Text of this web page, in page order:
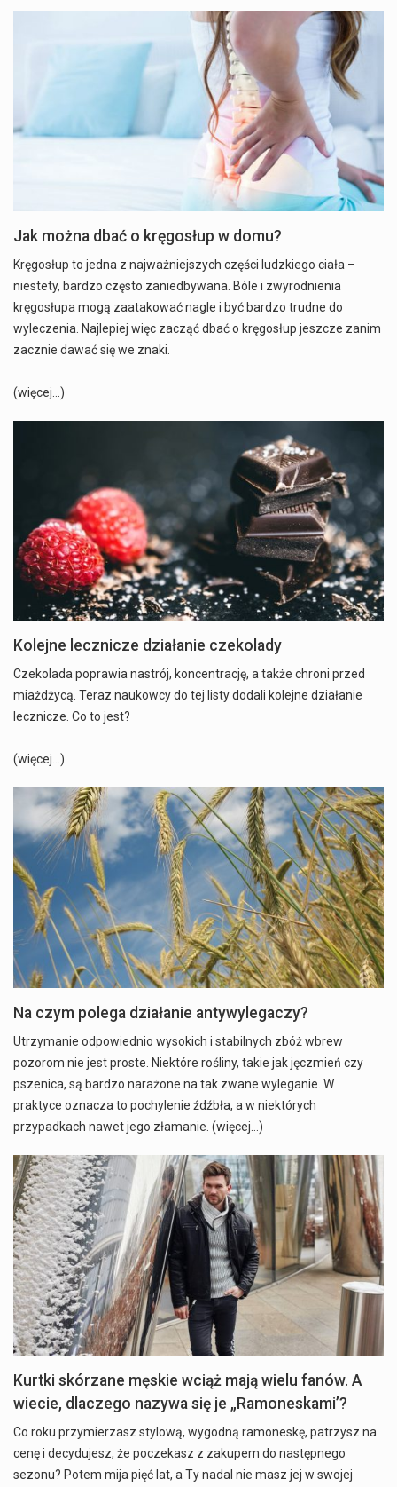
Jak można dbać o kręgosłup w domu?
Kręgosłup to jedna z najważniejszych części ludzkiego ciała –
niestety, bardzo często zaniedbywana. Bóle i zwyrodnienia
kręgosłupa mogą zaatakować nagle i być bardzo trudne do
wyleczenia. Najlepiej więc zacząć dbać o kręgosłup jeszcze zanim
zacznie dawać się we znaki.
(więcej…)
Kolejne lecznicze działanie czekolady
Czekolada poprawia nastrój, koncentrację, a także chroni przed
miażdżycą. Teraz naukowcy do tej listy dodali kolejne działanie
lecznicze. Co to jest?
(więcej…)
Na czym polega działanie antywylegaczy?
Utrzymanie odpowiednio wysokich i stabilnych zbóż wbrew
pozorom nie jest proste. Niektóre rośliny, takie jak jęczmień czy
pszenica, są bardzo narażone na tak zwane wyleganie. W
praktyce oznacza to pochylenie źdźbła, a w niektórych
przypadkach nawet jego złamanie. (więcej…)
Kurtki skórzane męskie wciąż mają wielu fanów. A
wiecie, dlaczego nazywa się je „Ramoneskami’?
Co roku przymierzasz stylową, wygodną ramoneskę, patrzysz na
cenę i decydujesz, że poczekasz z zakupem do następnego
sezonu? Potem mija pięć lat, a Ty nadal nie masz jej w swojej